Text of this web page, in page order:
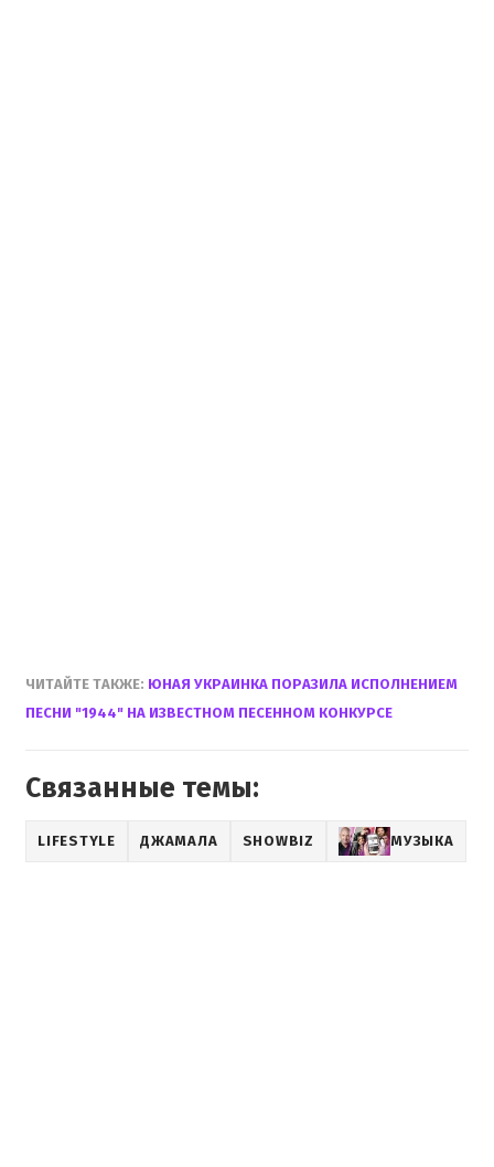
ЧИТАЙТЕ ТАКЖЕ: ЮНАЯ УКРАИНКА ПОРАЗИЛА ИСПОЛНЕНИЕМ
ПЕСНИ "1944" НА ИЗВЕСТНОМ ПЕСЕННОМ КОНКУРСЕ
Связанные темы:
LIFESTYLE ДЖАМАЛА SHOWBIZ МУЗЫКА